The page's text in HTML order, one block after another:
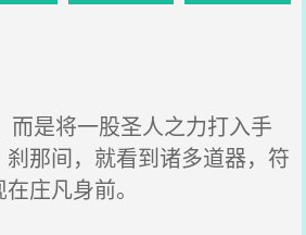
是将一股圣人之力打入手
那间，就看到诸多道器，符
庄凡身前。